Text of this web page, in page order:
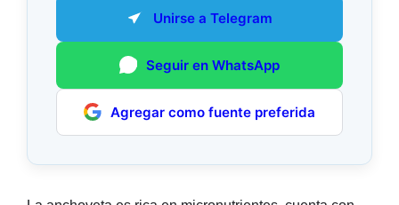
Unirse a Telegram
Seguir en WhatsApp
Agregar como fuente preferida